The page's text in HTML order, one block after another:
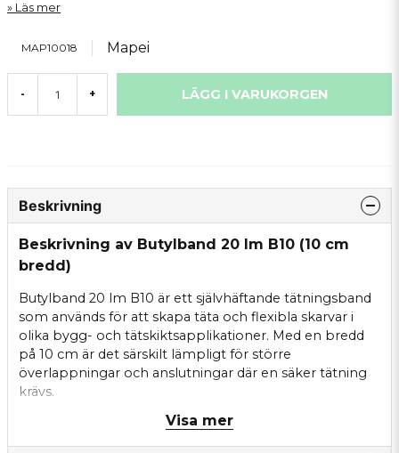
Läs mer
MAP10018 Mapei
- + LÄGG I VARUKORGEN
Beskrivning
Beskrivning av Butylband 20 lm B10 (10 cm
bredd)
Butylband 20 lm B10 är ett självhäftande tätningsband
som används för att skapa täta och flexibla skarvar i
olika bygg- och tätskiktsapplikationer. Med en bredd
på 10 cm är det särskilt lämpligt för större
överlappningar och anslutningar där en säker tätning
krävs.
Bandet är tillverkat av butyl, vilket ger god vidhäftning
mot många olika underlag samt hög flexibilitet över
Visa mer